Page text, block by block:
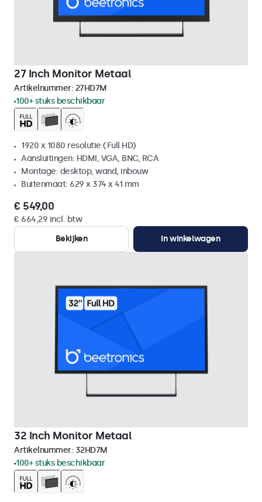
27 Inch Monitor Metaal
Artikelnummer: 27HD7M
100+ stuks beschikbaar
1920 x 1080 resolutie (Full HD)
Aansluitingen: HDMI, VGA, BNC, RCA
Montage: desktop, wand, inbouw
Buitenmaat: 629 x 374 x 41 mm
€ 549,00
€ 664,29 incl. btw
Bekijken
In winkelwagen
32 Inch Monitor Metaal
Artikelnummer: 32HD7M
100+ stuks beschikbaar